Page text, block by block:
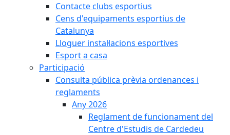
Contacte clubs esportius
Cens d'equipaments esportius de
Catalunya
Lloguer instal·lacions esportives
Esport a casa
Participació
Consulta pública prèvia ordenances i
reglaments
Any 2026
Reglament de funcionament del
Centre d'Estudis de Cardedeu